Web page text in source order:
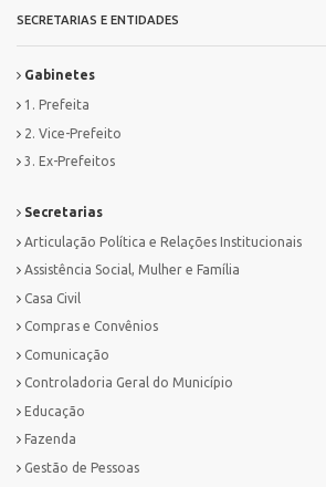
SECRETARIAS E ENTIDADES
Gabinetes
1. Prefeita
2. Vice-Prefeito
3. Ex-Prefeitos
Secretarias
Articulação Política e Relações Institucionais
Assistência Social, Mulher e Família
Casa Civil
Compras e Convênios
Comunicação
Controladoria Geral do Município
Educação
Fazenda
Gestão de Pessoas